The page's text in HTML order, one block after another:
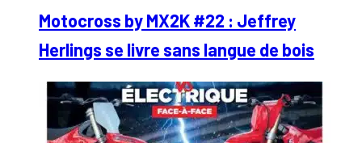
Motocross by MX2K #22 : Jeffrey
Herlings se livre sans langue de bois